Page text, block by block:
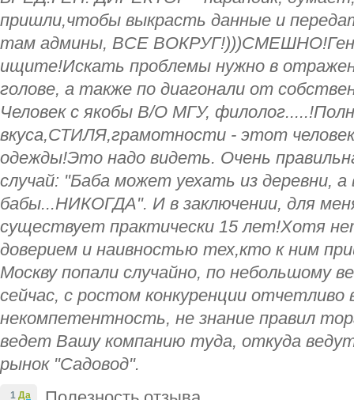
пришли,чтобы выкрасть данные и
там админы, ВСЕ
ищите!Искать проблемы нужно в
голове, а также по диагонали от
Человек с якобы В/О МГУ,
вкуса,СТИЛЯ,грамотности - этот
одежды!Это надо видеть. Очень
случай: "Баба может уехать из деревни, а
бабы...НИКОГДА". И в заключении, для
существует практически 15 лет!Хотя
доверием и наивностью тех,кто к ним
Москву попали случайно, по небольшому
сейчас, с ростом конкуренции
некомпетентность, не знание правил
ведет Вашу компанию туда, откуда
рынок "Садовод".
1 Да